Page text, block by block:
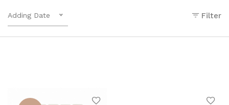
Adding Date Filter